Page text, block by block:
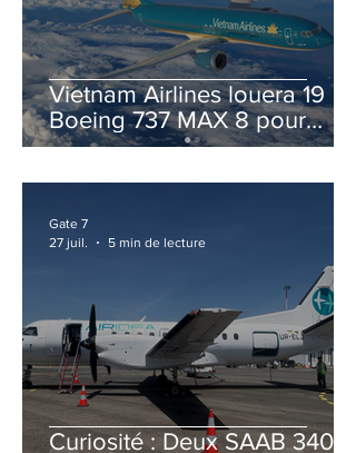
Vietnam Airlines louera 19
Boeing 737 MAX 8 pour
accélérer la modernisation
Curiosité : Deux SAAB 340B
Gate 7
27 juil.
5 min de lecture